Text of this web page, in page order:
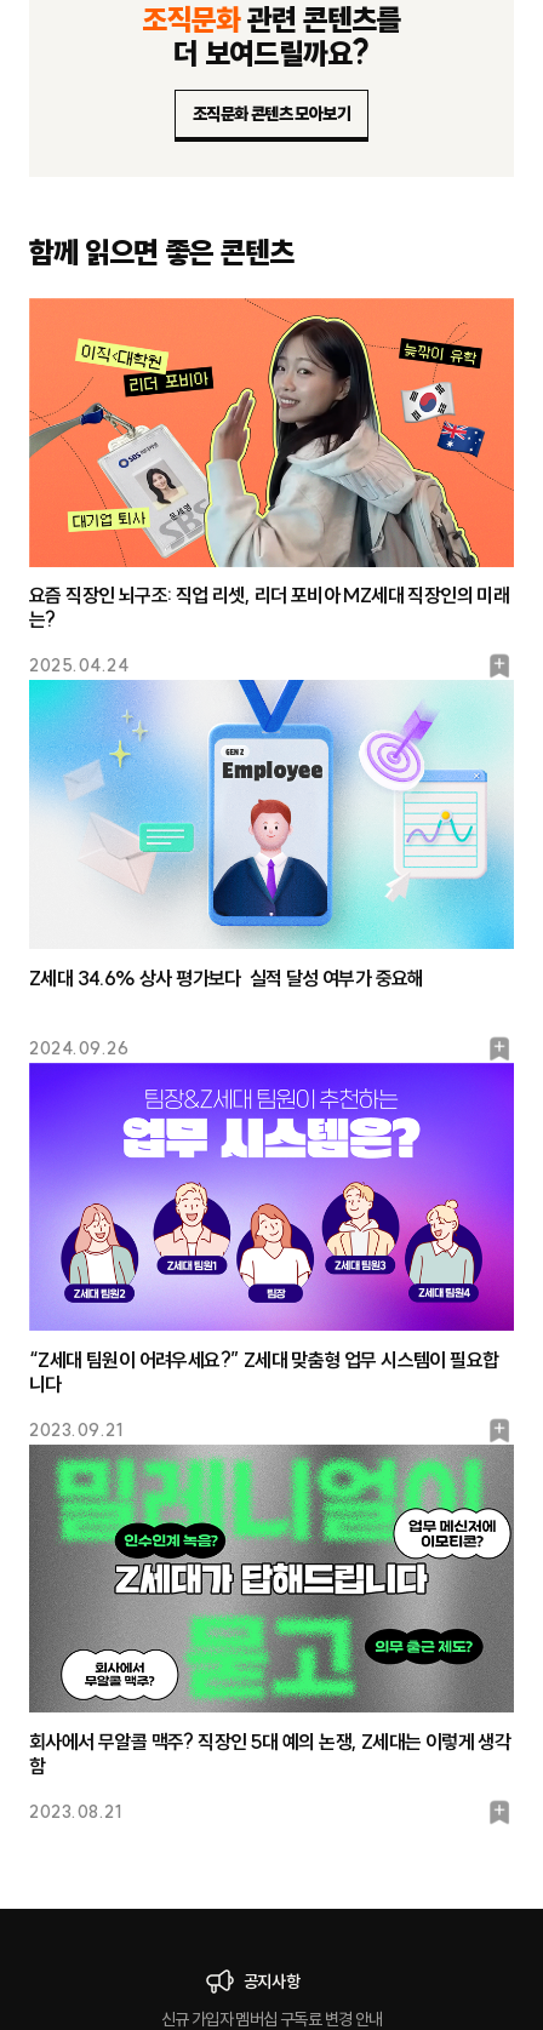
조직문화관련 콘텐츠를
더 보여드릴까요?
조직문화 콘텐츠 모아보기
함께 읽으면 좋은 콘텐츠
2025.04.24
북
크
요즘 직장인 뇌구조: 직업 리셋, 리더 포비아 MZ세대 직장인의 미래
는?
2024.09.26
북
Z세대 34.6% 상사 평가보다 실적 달성 여부가 중요해
2023.09.21
북
마
크
“Z세대 팀원이 어려우세요?” Z세대 맞춤형 업무 시스템이 필요합
니다
2023.08.21
북
회사에서 무알콜 맥주? 직장인 5대 예의 논쟁, Z세대는 이렇게 생각
함
공지사항
신규 가입자 멤버십 구독료 변경 안내